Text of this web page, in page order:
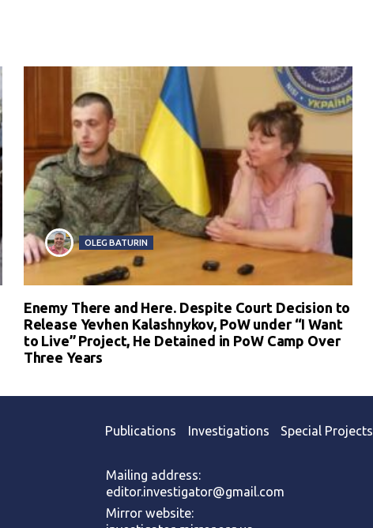
OLEG BATURIN
Enemy There and Here. Despite Court Decision to
Release Yevhen Kalashnykov, PoW under “I Want
to Live” Project, He Detained in PoW Camp Over
Three Years
Publications Investigations Special Projects
Mailing address:
editor.investigator@gmail.com
Mirror website: